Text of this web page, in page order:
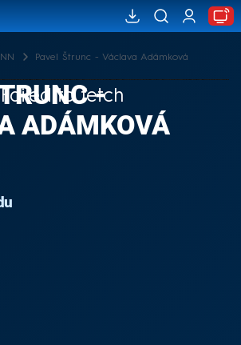
Pavel Štrunc - Václava Adámková
Failed to fetch
-
ADÁMKOVÁ